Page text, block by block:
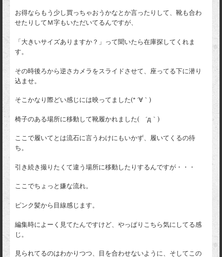
お得ならもう少し買っちゃおうかなとか言ったりして、靴も合わ
せたりしてＭ字もいただいてるんですが、
「大きいサイズありますか？」って聞いたら在庫探してくれま
す。
その時後ろから逆さカメラをスライドさせて、座ってる下に潜り
込ませ。
そこかなり際どい感じには映ってました(* ´∀｀)
椅子のある場所に移動して靴履かれました( ´д｀)
ここで履いてとは流石に言うわけにもいかず、履いてくるの待
ち。
引き続き撮りたくて違う場所に移動したりするんですが・・・
ここでちょっと嫌な流れ。
ピンク髪から目線感じます。
編集時によーく見てたんですけど、やっぱりこちら気にしてる感
じ。
見られてるのはわかりつつ、目を合わせないように、そしてこの